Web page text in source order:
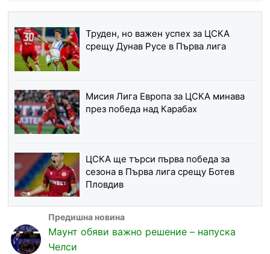
Труден, но важен успех за ЦСКА
срещу Дунав Русе в Първа лига
Мисия Лига Европа за ЦСКА минава
през победа над Карабах
ЦСКА ще търси първа победа за
сезона в Първа лига срещу Ботев
Пловдив
Маунт обяви важно решение – напуска
Челси